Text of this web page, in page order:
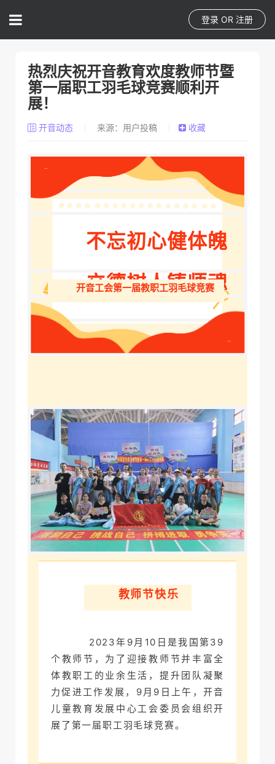
登录 OR 注册
热烈庆祝开音教育欢度教师节暨
第一届职工羽毛球竞赛顺利开
展！
开音动态 来源：用户投稿 收藏
不忘初心健体魄
立德树人铸师魂
开音工会第一届教职工羽毛球竞赛
教师节快乐
2 023年9月10日是我国第39
个教师节， 为了迎接教师节并丰富全
体教职工的业余生活，提升团队凝聚
力促进工作发展，9月9日上午，开音
儿童教育发展中心工会委员会组织开
展了第一届职工羽毛球竞赛。